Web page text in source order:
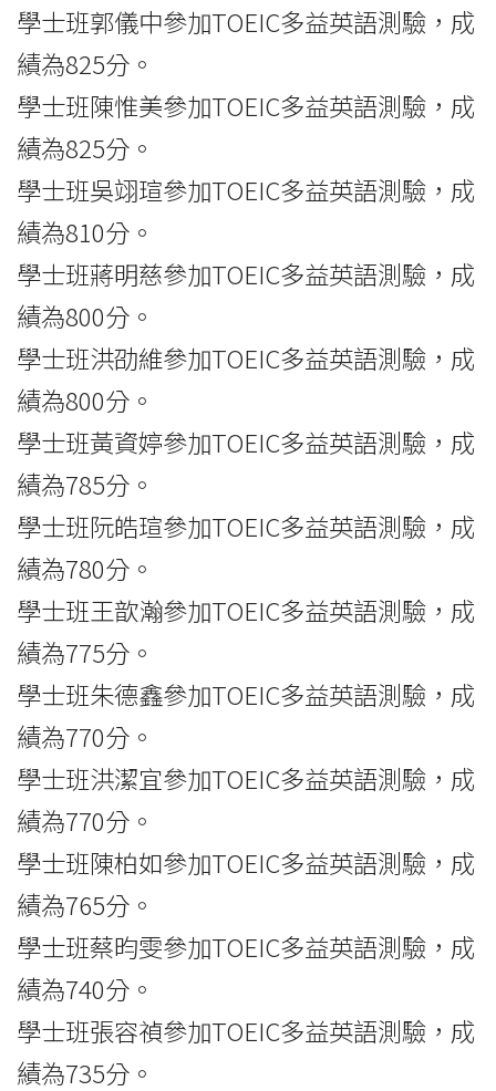
學士班郭儀中參加TOEIC多益英語測驗，成
績為825分。
學士班陳惟美參加TOEIC多益英語測驗，成
績為825分。
學士班吳翊瑄參加TOEIC多益英語測驗，成
績為810分。
學士班蔣明慈參加TOEIC多益英語測驗，成
績為800分。
學士班洪劭維參加TOEIC多益英語測驗，成
績為800分。
學士班黃資婷參加TOEIC多益英語測驗，成
績為785分。
學士班阮皓瑄參加TOEIC多益英語測驗，成
績為780分。
學士班王歆瀚參加TOEIC多益英語測驗，成
績為775分。
學士班朱德鑫參加TOEIC多益英語測驗，成
績為770分。
學士班洪潔宜參加TOEIC多益英語測驗，成
績為770分。
學士班陳柏如參加TOEIC多益英語測驗，成
績為765分。
學士班蔡昀雯參加TOEIC多益英語測驗，成
績為740分。
學士班張容禎參加TOEIC多益英語測驗，成
績為735分。